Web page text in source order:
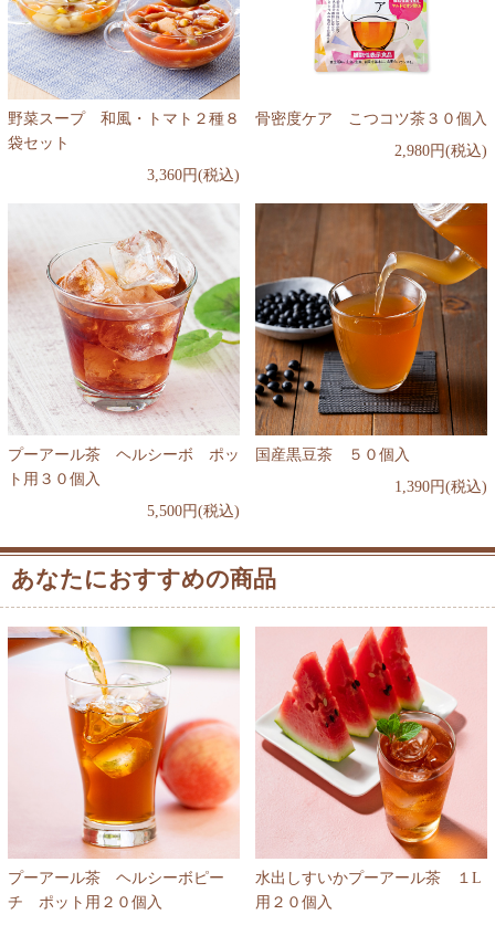
野菜スープ 和風・トマト２種８
袋セット
3,360円(税込)
骨密度ケア こつコツ茶３０個入
2,980円(税込)
プーアール茶 ヘルシーボ ポッ
ト用３０個入
5,500円(税込)
国産黒豆茶 ５０個入
1,390円(税込)
あなたにおすすめの商品
プーアール茶 ヘルシーボピー
チ ポット用２０個入
水出しすいかプーアール茶 １L
用２０個入